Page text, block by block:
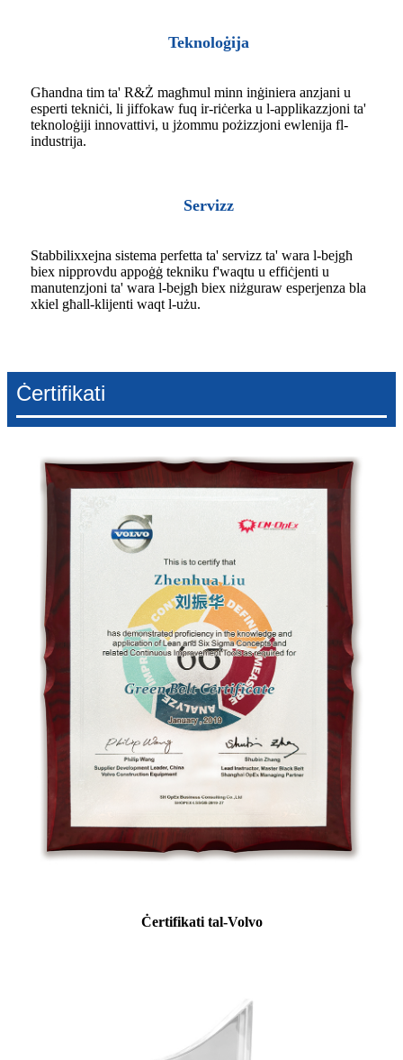
Teknoloġija
Għandna tim ta' R&Ż magħmul minn inġiniera anzjani u
esperti tekniċi, li jiffokaw fuq ir-riċerka u l-applikazzjoni ta'
teknoloġiji innovattivi, u jżommu pożizzjoni ewlenija fl-
industrija.
Servizz
Stabbilixxejna sistema perfetta ta' servizz ta' wara l-bejgħ
biex nipprovdu appoġġ tekniku f'waqtu u effiċjenti u
manutenzjoni ta' wara l-bejgħ biex niżguraw esperjenza bla
xkiel għall-klijenti waqt l-użu.
Ċertifikati
Ċertifikati tal-Volvo